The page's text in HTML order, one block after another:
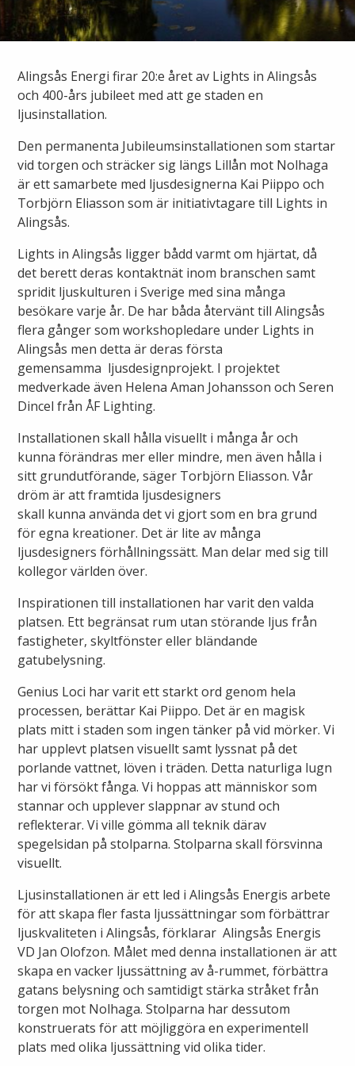
Elmarknaden
Sälj ditt överskott
Ny elanslutning
Ändra anslutning
Elmätare och HAN-port
Manuell frånkoppling
Värmepriser och avtalsvillkor
Din fjärrvärmecentral
Byggvärme
Fiber
Alingsås fibernät
Anslut dig till fiber
Ladda elbil
Felanmälan
Felanmälan
Driftstörningar
Varför blir det strömavbrott?
Bra att ha hemma vid ett strömavbrott
Flyttanmälan
Kundservice
Öppettider
Ska du gräva?
Ska du bygga eller riva?
Faktura och betalning
Konsumenträttigheter
Energispartips
Mina Sidor
VA & Renhållning
Vanliga frågor
Badtemperaturer i Alingsås
Aktuella vattennivåer
Arkiv
Om oss
Kontakta oss
Om Alingsås Energi
Leverantörer
Miljö och arbetsmiljö
Produktion
Nyheter
Energiflödet
Lights in Alingsås
Pressrum
Sponsring
Jobba hos oss
Årsredovisning
Visselblåsarfunktion
Integritetsinformation
Tillgänglighetsredogörelse
Alingsås Energi firar 20:e året av Lights in Alingsås
och 400-års jubileet med att ge staden en
ljusinstallation.
Den permanenta Jubileumsinstallationen som startar
vid torgen och sträcker sig längs Lillån mot Nolhaga
är ett samarbete med ljusdesignerna Kai Piippo och
Torbjörn Eliasson som är initiativtagare till Lights in
Alingsås.
Lights in Alingsås ligger bådd varmt om hjärtat, då
det berett deras kontaktnät inom branschen samt
spridit ljuskulturen i Sverige med sina många
besökare varje år. De har båda återvänt till Alingsås
flera gånger som workshopledare under Lights in
Alingsås men detta är deras första
gemensamma ljusdesignprojekt. I projektet
medverkade även Helena Aman Johansson och Seren
Dincel från ÅF Lighting.
Installationen skall hålla visuellt i många år och
kunna förändras mer eller mindre, men även hålla i
sitt grundutförande, säger Torbjörn Eliasson. Vår
dröm är att framtida ljusdesigners
skall kunna använda det vi gjort som en bra grund
för egna kreationer. Det är lite av många
ljusdesigners förhållningssätt. Man delar med sig till
kollegor världen över.
Inspirationen till installationen har varit den valda
platsen. Ett begränsat rum utan störande ljus från
fastigheter, skyltfönster eller bländande
gatubelysning.
Genius Loci har varit ett starkt ord genom hela
processen, berättar Kai Piippo. Det är en magisk
plats mitt i staden som ingen tänker på vid mörker. Vi
har upplevt platsen visuellt samt lyssnat på det
porlande vattnet, löven i träden. Detta naturliga lugn
har vi försökt fånga. Vi hoppas att människor som
stannar och upplever slappnar av stund och
reflekterar. Vi ville gömma all teknik därav
spegelsidan på stolparna. Stolparna skall försvinna
visuellt.
Ljusinstallationen är ett led i Alingsås Energis arbete
för att skapa fler fasta ljussättningar som förbättrar
ljuskvaliteten i Alingsås, förklarar Alingsås Energis
VD Jan Olofzon. Målet med denna installationen är att
skapa en vacker ljussättning av å-rummet, förbättra
gatans belysning och samtidigt stärka stråket från
torgen mot Nolhaga. Stolparna har dessutom
konstruerats för att möjliggöra en experimentell
plats med olika ljussättning vid olika tider.